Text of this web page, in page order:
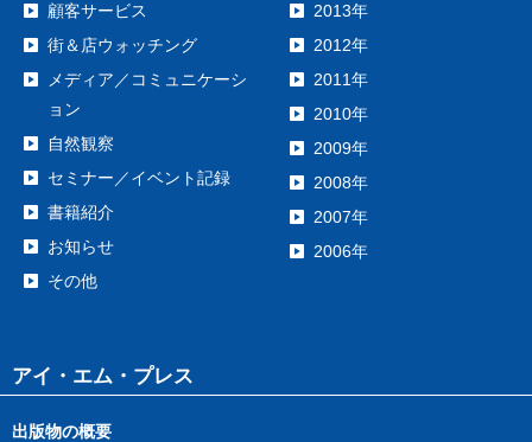
顧客サービス
街＆店ウォッチング
メディア／コミュニケーシ
ョン
自然観察
セミナー／イベント記録
書籍紹介
お知らせ
その他
2013年
2012年
2011年
2010年
2009年
2008年
2007年
2006年
アイ・エム・プレス
出版物の概要